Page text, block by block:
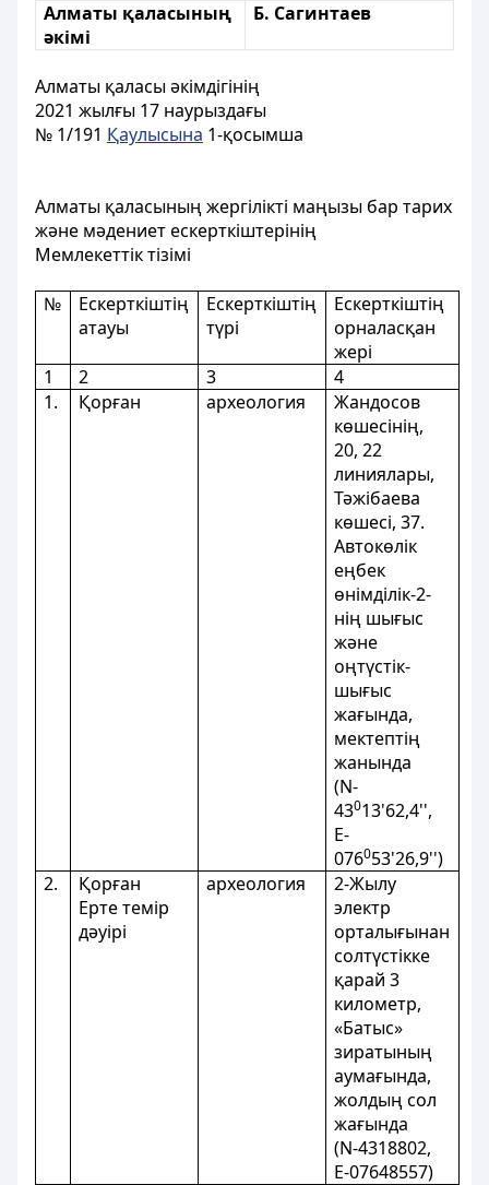
Алматы қаласының
әкімі
Б. Сагинтаев
Алматы қаласы әкімдігінің
2021 жылғы 17 наурыздағы
№ 1/191 Қаулысына 1-қосымша
Алматы қаласының жергілікті маңызы бар тарих
және мәдениет ескерткіштерінің
Мемлекеттік тізімі
№
Ескерткіштің
атауы
Ескерткіштің
түрі
Ескерткіштің
орналасқан
жері
1
2 3
4
1.
Қорған археология
Жандосов
көшесінің,
20, 22
линиялары,
Тәжібаева
көшесі, 37.
Автокөлік
еңбек
өнімділік-2-
нің шығыс
және
оңтүстік-
шығыс
жағында,
мектептің
жанында
(N-
43013'62,4'',
E-
076053'26,9'')
2.
Қорған
Ерте темір
дәуірі
археология
2-Жылу
электр
орталығынан
солтүстікке
қарай 3
километр,
«Батыс»
зиратының
аумағында,
жолдың сол
жағында
(N-4318802,
E-07648557)